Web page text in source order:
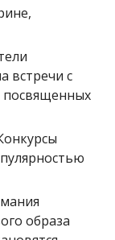
встречи с
посвященных
образа